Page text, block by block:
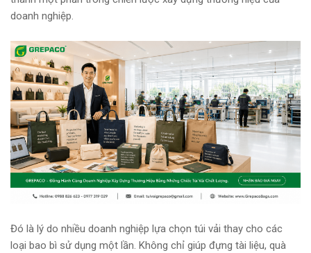
doanh nghiệp.
Đó là lý do nhiều doanh nghiệp lựa chọn túi vải thay cho các
loại bao bì sử dụng một lần. Không chỉ giúp đựng tài liệu, quà